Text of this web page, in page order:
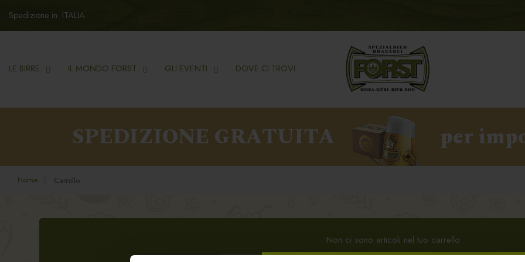
Spedizione in: ITALIA
LE BIRRE IL MONDO FORST GLI EVENTI DOVE CI TROVI
SPEDIZIONE GRATUITA per
Home Carrello
Non ci sono articoli nel tuo carrello.